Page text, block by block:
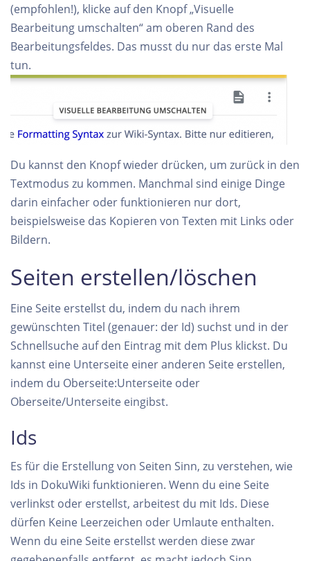
(empfohlen!), klicke auf den Knopf „Visuelle
Bearbeitung umschalten“ am oberen Rand des
Bearbeitungsfeldes. Das musst du nur das erste Mal
tun.
Du kannst den Knopf wieder drücken, um zurück in den
Textmodus zu kommen. Manchmal sind einige Dinge
darin einfacher oder funktionieren nur dort,
beispielsweise das Kopieren von Texten mit Links oder
Bildern.
Seiten erstellen/löschen
Eine Seite erstellst du, indem du nach ihrem
gewünschten Titel (genauer: der Id) suchst und in der
Schnellsuche auf den Eintrag mit dem Plus klickst. Du
kannst eine Unterseite einer anderen Seite erstellen,
indem du Oberseite:Unterseite oder
Oberseite/Unterseite eingibst.
Ids
Es für die Erstellung von Seiten Sinn, zu verstehen, wie
Ids in DokuWiki funktionieren. Wenn du eine Seite
verlinkst oder erstellst, arbeitest du mit Ids. Diese
dürfen Keine Leerzeichen oder Umlaute enthalten.
Wenn du eine Seite erstellst werden diese zwar